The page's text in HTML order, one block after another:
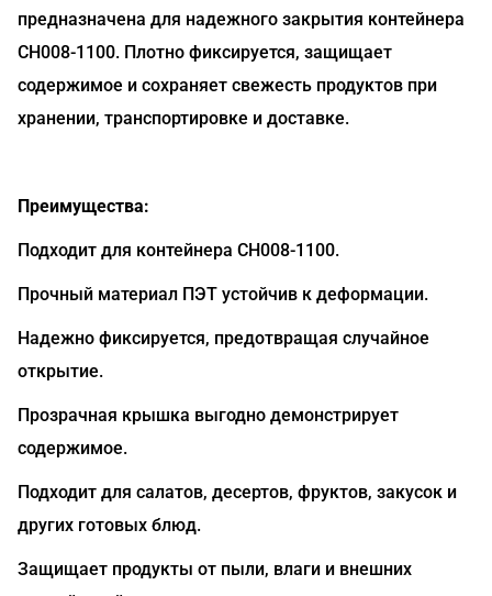
предназначена для надежного закрытия контейнера
CH008-1100. Плотно фиксируется, защищает
содержимое и сохраняет свежесть продуктов при
хранении, транспортировке и доставке.
Преимущества:
Подходит для контейнера CH008-1100.
Прочный материал ПЭТ устойчив к деформации.
Надежно фиксируется, предотвращая случайное
открытие.
Прозрачная крышка выгодно демонстрирует
содержимое.
Подходит для салатов, десертов, фруктов, закусок и
других готовых блюд.
Защищает продукты от пыли, влаги и внешних